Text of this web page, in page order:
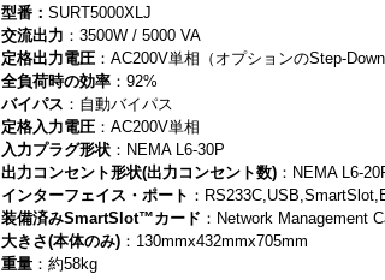
型番： SURT5000XLJ
交流出力 ：3500W / 5000 VA
定格出力電圧 ：AC200V単相（オプションのStep-
全負荷時の効率 ：92%
バイパス ：自動バイパス
定格入力電圧 ：AC200V単相
入力プラグ形状 ：NEMA L6-30P
出力コンセント形状(出力コンセント数) ：NEMA L6-
インターフェイス・ポート ：
装備済みSmartSlot™カード ：Network Management
大きさ(本体のみ) ：130mmx432mmx705mm
重量 ：約58kg